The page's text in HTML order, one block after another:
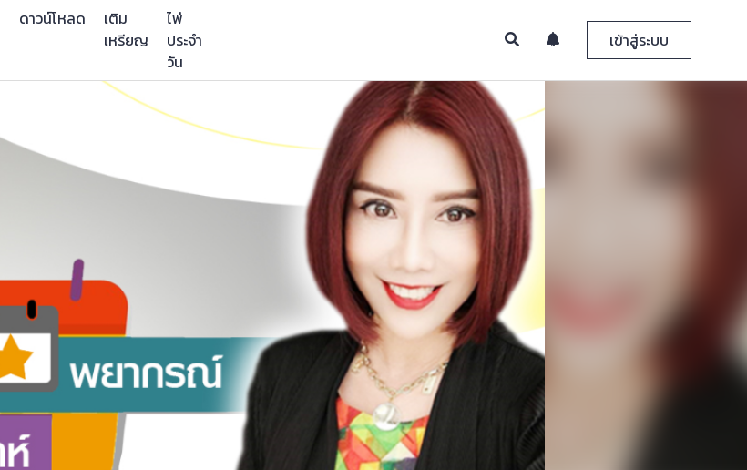
ดาวน์โหลด
เติม
เหรียญ
ไพ่
ประจำ
วัน
เข้าสู่ระบบ